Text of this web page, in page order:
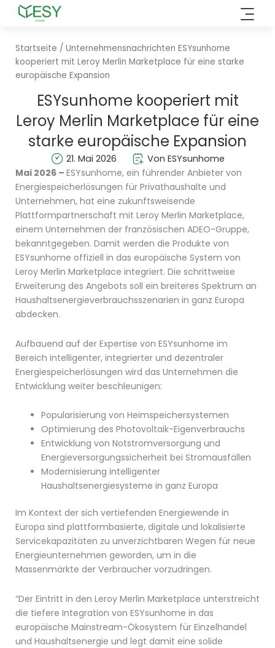
Zum
Inhalt
Startseite / Unternehmensnachrichten ESYsunhome
kooperiert mit Leroy Merlin Marketplace für eine starke
europäische Expansion
ESYsunhome kooperiert mit
Leroy Merlin Marketplace für eine
starke europäische Expansion
21. Mai 2026
Von ESYsunhome
Mai 2026 – ESYsunhome, ein führender Anbieter von
Energiespeicherlösungen für Privathaushalte und
Unternehmen, hat eine zukunftsweisende
Plattformpartnerschaft mit Leroy Merlin Marketplace,
einem Unternehmen der französischen ADEO-Gruppe,
bekanntgegeben. Damit werden die Produkte von
ESYsunhome offiziell in das europäische System von
Leroy Merlin Marketplace integriert. Die schrittweise
Erweiterung des Angebots soll ein breiteres Spektrum an
Haushaltsenergieverbrauchsszenarien in ganz Europa
abdecken.
Aufbauend auf der Expertise von ESYsunhome im
Bereich intelligenter, integrierter und dezentraler
Energiespeicherlösungen wird das Unternehmen die
Entwicklung weiter beschleunigen:
Popularisierung von Heimspeichersystemen
Optimierung des Photovoltaik-Eigenverbrauchs
Entwicklung von Notstromversorgung und
Energieversorgungssicherheit bei Stromausfällen
Modernisierung intelligenter
Haushaltsenergiesysteme in ganz Europa
Im Kontext der sich vertiefenden Energiewende in
Europa sind plattformbasierte, digitale und lokalisierte
Servicekapazitäten zu unverzichtbaren Wegen für neue
Energieunternehmen geworden, um in die
Massenmärkte der Verbraucher vorzudringen.
“Der Eintritt in den Leroy Merlin Marketplace unterstreicht
die tiefere Integration von ESYsunhome in das
europäische Mainstream-Ökosystem für Einzelhandel
und Haushaltsenergie und legt damit eine solide